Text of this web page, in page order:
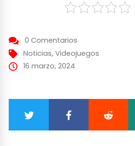
0 Comentarios
Noticias, Videojuegos
16 marzo, 2024